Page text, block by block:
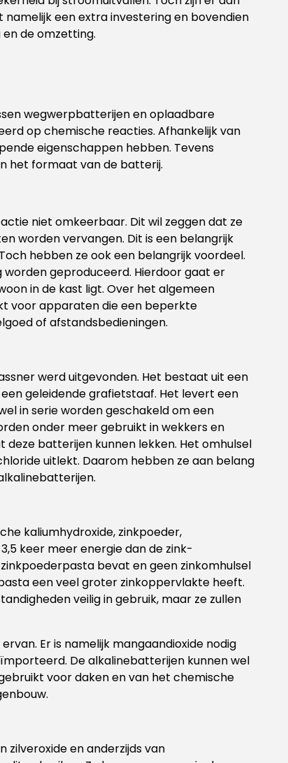
een extra investering en bovendien
de omzetting.
wegwerpbatterijen en oplaadbare
op chemische reacties. Afhankelijk van
eigenschappen hebben. Tevens
het formaat van de batterij.
niet omkeerbaar. Dit wil zeggen dat ze
worden vervangen. Dit is een belangrijk
hebben ze ook een belangrijk voordeel.
geproduceerd. Hierdoor gaat er
in de kast ligt. Over het algemeen
voor apparaten die een beperkte
of afstandsbedieningen.
werd uitgevonden. Het bestaat uit een
geleidende grafietstaaf. Het levert een
in serie worden geschakeld om een
onder meer gebruikt in wekkers en
deze batterijen kunnen lekken. Het omhulsel
uitlekt. Daarom hebben ze aan belang
kaliumhydroxide, zinkpoeder,
keer meer energie dan de zink-
bevat en geen zinkomhulsel
een veel groter zinkoppervlakte heeft.
veilig in gebruik, maar ze zullen
Er is namelijk mangaandioxide nodig
De alkalinebatterijen kunnen wel
voor daken en van het chemische
zilveroxide en anderzijds van